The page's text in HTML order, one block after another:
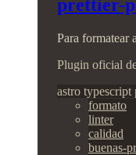
prettier-
Para formatear
Plugin oficial
astro typescript
formato
linter
calidad
buenas-